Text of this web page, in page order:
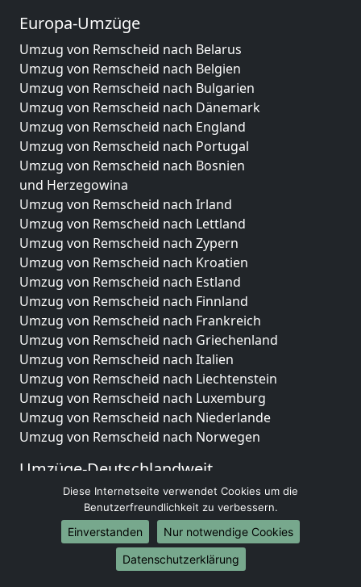
Europa-Umzüge
Umzug von Remscheid nach Belarus
Umzug von Remscheid nach Belgien
Umzug von Remscheid nach Bulgarien
Umzug von Remscheid nach Dänemark
Umzug von Remscheid nach England
Umzug von Remscheid nach Portugal
Umzug von Remscheid nach Bosnien
und Herzegowina
Umzug von Remscheid nach Irland
Umzug von Remscheid nach Lettland
Umzug von Remscheid nach Zypern
Umzug von Remscheid nach Kroatien
Umzug von Remscheid nach Estland
Umzug von Remscheid nach Finnland
Umzug von Remscheid nach Frankreich
Umzug von Remscheid nach Griechenland
Umzug von Remscheid nach Italien
Umzug von Remscheid nach Liechtenstein
Umzug von Remscheid nach Luxemburg
Umzug von Remscheid nach Niederlande
Umzug von Remscheid nach Norwegen
Umzüge-Deutschlandweit
Umzug von Remscheid nach Berlin
Umzug von Remscheid nach Hamburg
Umzug von Remscheid nach München
Umzug von Remscheid nach Köln
Umzug von Remscheid nach Frankfurt am Main
Diese Internetseite verwendet Cookies um die
Benutzerfreundlichkeit zu verbessern.
Einverstanden
Nur notwendige Cookies
Datenschutzerklärung